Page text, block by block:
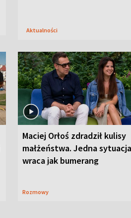
Aktualności
Maciej Orłoś zdradził kulisy
małżeństwa. Jedna sytuacja
wraca jak bumerang
Rozmowy